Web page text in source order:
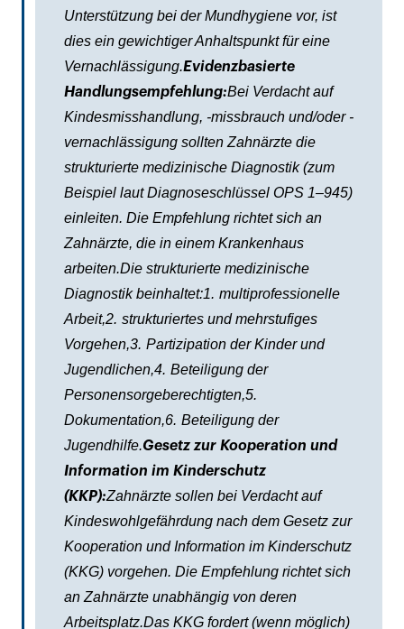
Unterstützung bei der Mundhygiene vor, ist
dies ein gewichtiger Anhaltspunkt für eine
Vernachlässigung.Evidenzbasierte
Handlungsempfehlung:Bei Verdacht auf
Kindesmisshandlung, -missbrauch und/oder -
vernachlässigung sollten Zahnärzte die
strukturierte medizinische Diagnostik (zum
Beispiel laut Diagnoseschlüssel OPS 1–945)
einleiten. Die Empfehlung richtet sich an
Zahnärzte, die in einem Krankenhaus
arbeiten.Die strukturierte medizinische
Diagnostik beinhaltet:1. multiprofessionelle
Arbeit,2. strukturiertes und mehrstufiges
Vorgehen,3. Partizipation der Kinder und
Jugendlichen,4. Beteiligung der
Personensorgeberechtigten,5.
Dokumentation,6. Beteiligung der
Jugendhilfe.Gesetz zur Kooperation und
Information im Kinderschutz
(KKP):Zahnärzte sollen bei Verdacht auf
Kindeswohlgefährdung nach dem Gesetz zur
Kooperation und Information im Kinderschutz
(KKG) vorgehen. Die Empfehlung richtet sich
an Zahnärzte unabhängig von deren
Arbeitsplatz.Das KKG fordert (wenn möglich)